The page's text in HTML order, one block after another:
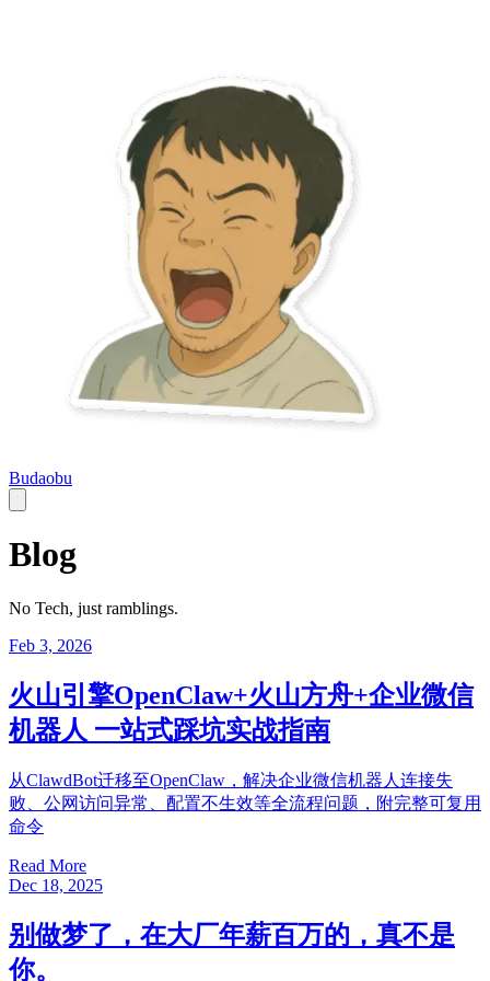
Budaobu
Blog
No Tech, just ramblings.
Feb 3, 2026
火山引擎OpenClaw+火山方舟+企业微信
机器人 一站式踩坑实战指南
从ClawdBot迁移至OpenClaw，解决企业微信机器人连接失
败、公网访问异常、配置不生效等全流程问题，附完整可复用
命令
Read More
Dec 18, 2025
别做梦了，在大厂年薪百万的，真不是
你。